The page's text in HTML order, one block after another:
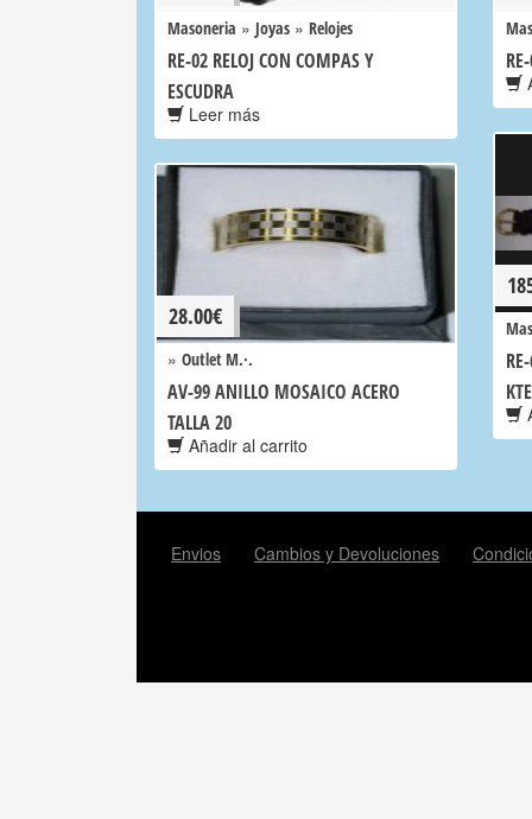
Masoneria » Joyas » Relojes
RE-02 RELOJ CON COMPAS Y
ESCUDRA
Leer más
28.00€
» Outlet M.·.
AV-99 ANILLO MOSAICO ACERO
TALLA 20
Añadir al carrito
Envios Cambios y Devoluciones